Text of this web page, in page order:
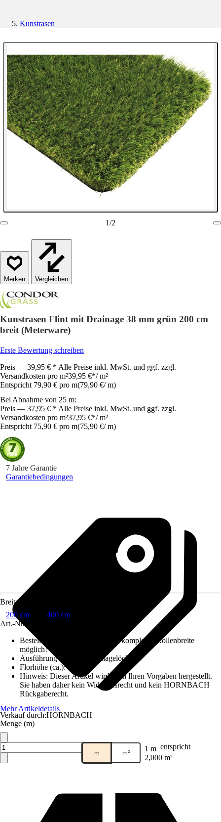
Kunstrasen
1/2
Vergleichen
Kunstrasen Flint mit Drainage 38 mm grün 200 cm
breit (Meterware)
Erste Bewertung schreiben
Preis — 39,95 € * Alle Preise inkl. MwSt. und ggf. zzgl.
Versandkosten pro m²39,95 €*/ m²
Entspricht 79,90 € pro m(79,90 €/ m)
Bei Abnahme von 25 m:
Preis — 37,95 € * Alle Preise inkl. MwSt. und ggf. zzgl.
Versandkosten pro m²37,95 €*/ m²
Entspricht 75,90 € pro m(75,90 €/ m)
7 Jahre Garantie
Garantiebedingungen
Verkauf durch:HORNBACH
Breite
200 cm
400 cm
Art.-Nr.
Bestellhinweis
Abnahme nur in kompletter Rollenbreite
möglich!
Ausführung Rücken
Drainagelöcher
Florhöhe (ca.):
Hinweis: Dieser Artikel wird nach Ihren Vorgaben hergestellt.
Sie haben daher kein Widerrufsrecht und kein HORNBACH
Rückgaberecht.
Mehr Artikeldetails
Menge (m)
m m² 1 m entspricht
2,000 m²